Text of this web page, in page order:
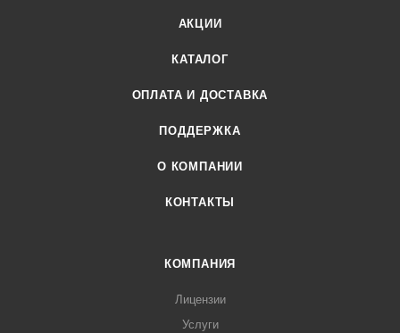
АКЦИИ
КАТАЛОГ
ОПЛАТА И ДОСТАВКА
ПОДДЕРЖКА
О КОМПАНИИ
КОНТАКТЫ
КОМПАНИЯ
Лицензии
Услуги